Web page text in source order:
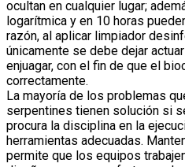
ocultan en cualquier lugar;
logarítmica y en 10 horas
razón, al aplicar limpiador
únicamente se debe dejar
enjuagar, con el fin de que el
correctamente.
La mayoría de los problemas
serpentines tienen solución si
procura la disciplina en la
herramientas adecuadas.
permite que los equipos